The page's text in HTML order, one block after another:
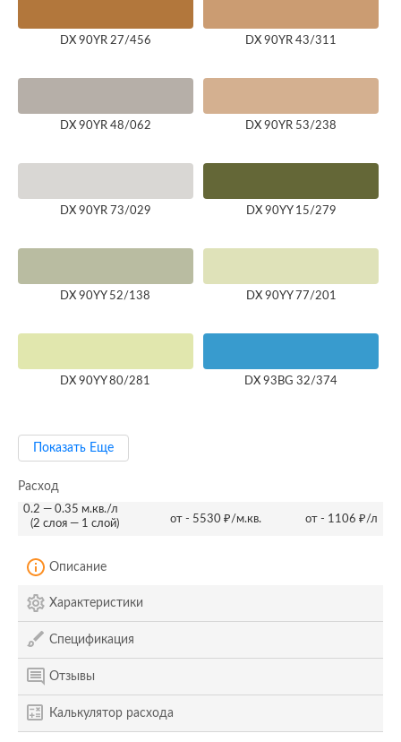
DX 90YR 27/456 DX 90YR 43/311
DX 90YR 48/062 DX 90YR 53/238
DX 90YR 73/029 DX 90YY 15/279
DX 90YY 52/138 DX 90YY 77/201
DX 90YY 80/281 DX 93BG 32/374
Показать Еще
Расход
0.2 — 0.35 м.кв./л
(2 слоя — 1 слой)
от - 5530 ₽/м.кв. от - 1106 ₽/л
Описание
Характеристики
Спецификация
Отзывы
Калькулятор расхода